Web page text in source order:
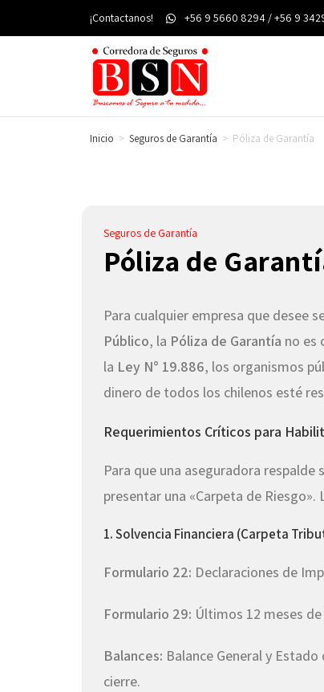
¡Contactanos! +56 9 5660 8294 / +56 9
Inicio > Seguros de Garantía > Póliza de Garantía
Seguros de Garantía
Póliza de
Para cualquier empresa que desee
Público, la Póliza de Garantía no es
la Ley N° 19.886, los organismos
dinero de todos los chilenos esté
Requerimientos Críticos para
Para que una aseguradora
presentar una «Carpeta de
1. Solvencia Financiera (Carpeta
Formulario 22: Declaraciones de
Formulario 29: Últimos 12 meses
Balances: Balance General y
cierre.